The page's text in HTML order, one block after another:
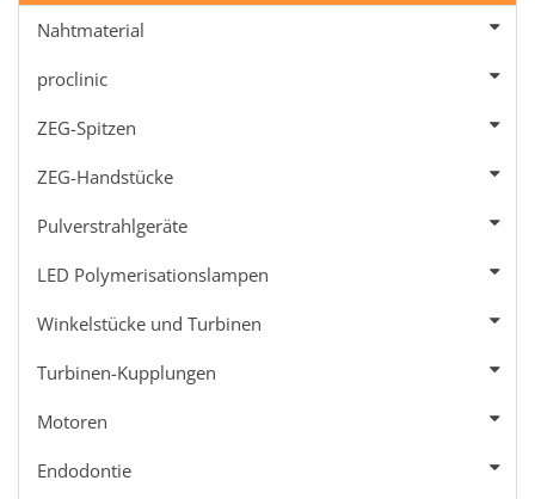
Nahtmaterial
proclinic
ZEG-Spitzen
ZEG-Handstücke
Pulverstrahlgeräte
LED Polymerisationslampen
Winkelstücke und Turbinen
Turbinen-Kupplungen
Motoren
Endodontie